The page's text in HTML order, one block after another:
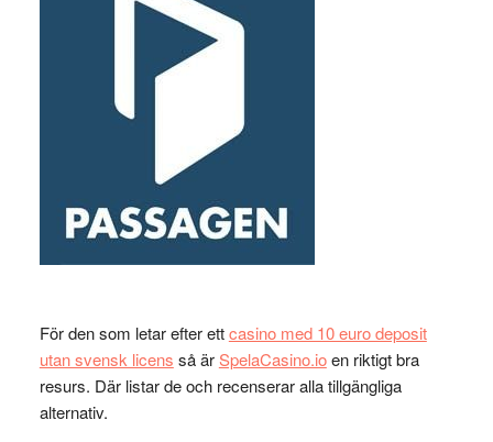
För den som letar efter ettcasino med 10 euro deposit
utan svensk licens så ärSpelaCasino.ioen riktigt bra
resurs. Där listar de och recenserar alla tillgängliga
alternativ.